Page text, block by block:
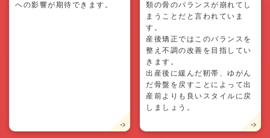
への影響が期待できます。
類の骨のバランスが崩れてし
まうことだと言われていま
す。
産後矯正ではこのバランスを
整え不調の改善を目指してい
きます。
出産後に緩んだ靭帯、ゆがん
だ骨盤を戻すことによって出
産前よりも良いスタイルに戻
しましょう。